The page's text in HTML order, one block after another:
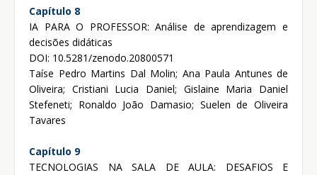
Capítulo 8
IA PARA O PROFESSOR: Análise de aprendizagem e
decisões didáticas
DOI: 10.5281/zenodo.20800571
Taíse Pedro Martins Dal Molin; Ana Paula Antunes de
Oliveira; Cristiani Lucia Daniel; Gislaine Maria Daniel
Stefeneti; Ronaldo João Damasio; Suelen de Oliveira
Tavares
Capítulo 9
TECNOLOGIAS NA SALA DE AULA: DESAFIOS E